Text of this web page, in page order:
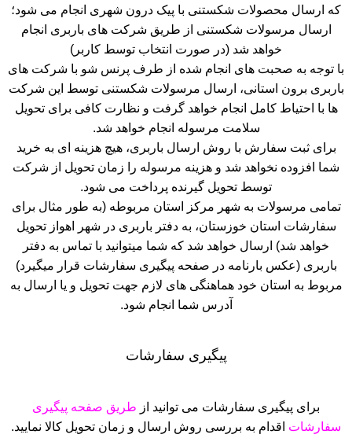
که ارسال محصولات شکستنی با پیک درون شهری انجام می شود؛
ارسال مرسولات شکستنی از طریق شرکت های باربری انجام
خواهد شد (در صورت انتخاب توسط کاربر)
با توجه به صحبت های انجام شده از طرف پرنس شو با شرکت های
باربری برون استانی، ارسال مرسولات شکستنی توسط این شرکت
ها با احتیاط کامل انجام خواهد گرفت و نظارت کافی برای تحویل
سلامت مرسوله انجام خواهد شد.
برای ثبت سفارش با روش ارسال باربری، هیچ هزینه ای به خرید
شما افزوده نخواهد شد و هزینه مرسوله را زمان تحویل از شرکت
توسط تحویل گیرنده پرداخت می شود.
تمامی مرسولات به شهر مرکز استان مربوطه (به طور مثال برای
سفارشات استان خوزستان، به دفتر باربری در شهر اهواز تحویل
خواهد شد) ارسال خواهد شد که شما میتوانید با تماس به دفتر
باربری (عکس بارنامه در صفحه پیگیری سفارشات قرار میگیرد)
مربوط به استان خود هماهنگی های لازم جهت تحویل و یا ارسال به
آدرس شما انجام شود.
پیگیری سفارشات
برای پیگیری سفارشات می توانید از طریق صفحه پیگیری
سفارشات اقدام به بررسی روش ارسال و زمان تحویل کالا نمایید.